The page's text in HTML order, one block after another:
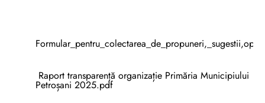
Raport transparență organizație Primăria Municipiului
Petroșani 2025.pdf